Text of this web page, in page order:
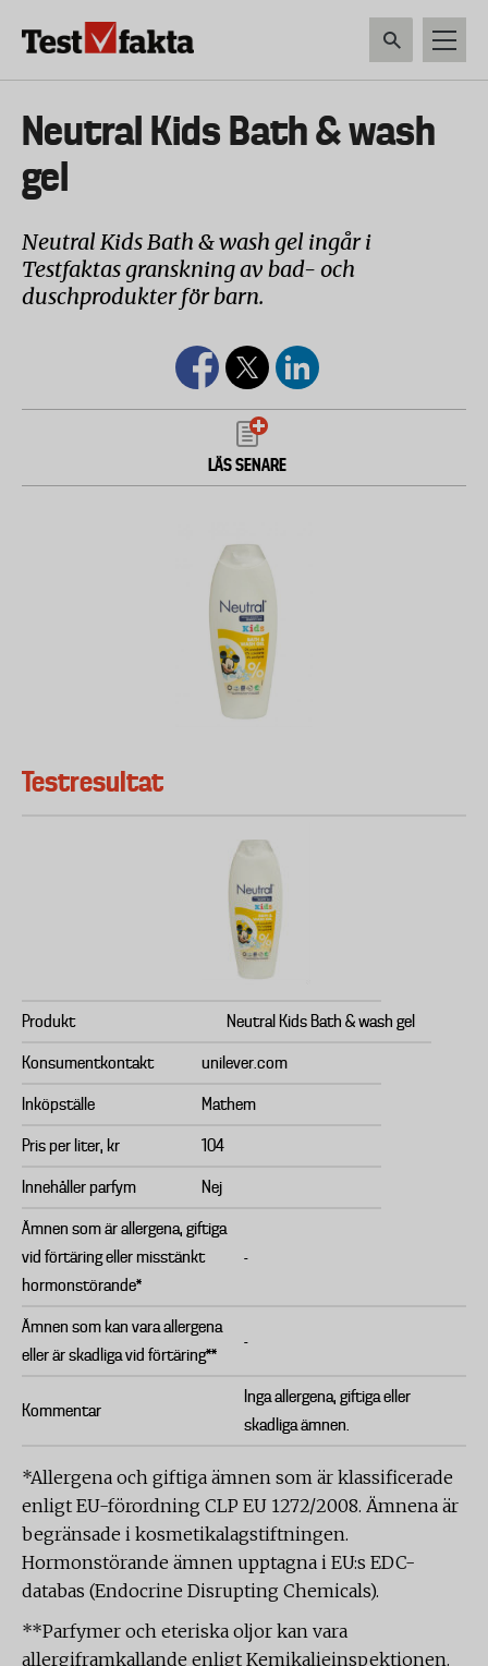
Huvudmeny
ny
Neutral Kids Bath & wash
gel
Neutral Kids Bath & wash gel ingår i
Testfaktas granskning av bad- och
duschprodukter för barn.
LÄS SENARE
Testresultat
Produkt Neutral Kids Bath & wash gel
Konsumentkontakt unilever.com
Inköpställe Mathem
Pris per liter, kr 104
Innehåller parfym Nej
Ämnen som är allergena, giftiga
vid förtäring eller misstänkt
hormonstörande*
-
Ämnen som kan vara allergena
eller är skadliga vid förtäring**
-
Kommentar
Inga allergena, giftiga eller
skadliga ämnen.
*Allergena och giftiga ämnen som är klassificerade
enligt EU-förordning CLP EU 1272/2008. Ämnena är
begränsade i kosmetikalagstiftningen.
Hormonstörande ämnen upptagna i EU:s EDC-
databas (Endocrine Disrupting Chemicals).
**Parfymer och eteriska oljor kan vara
allergiframkallande enligt Kemikalieinspektionen.